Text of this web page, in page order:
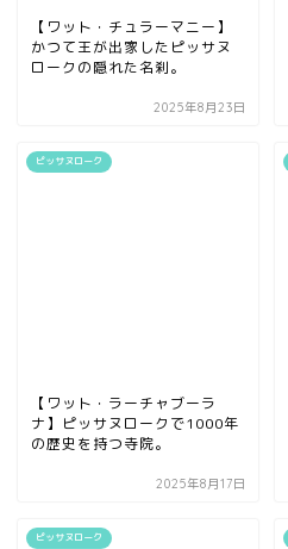
【ワット・チュラーマニー】
かつて王が出家したピッサヌ
ロークの隠れた名刹。
2025年8月23日
ピッサヌローク
【ワット・ラーチャブーラ
ナ】ピッサヌロークで1000年
の歴史を持つ寺院。
2025年8月17日
ピッサヌローク